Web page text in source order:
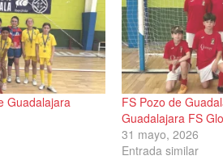
Guadalajara
FS Pozo de
Guadalajara FS
31 mayo, 2026
Entrada similar